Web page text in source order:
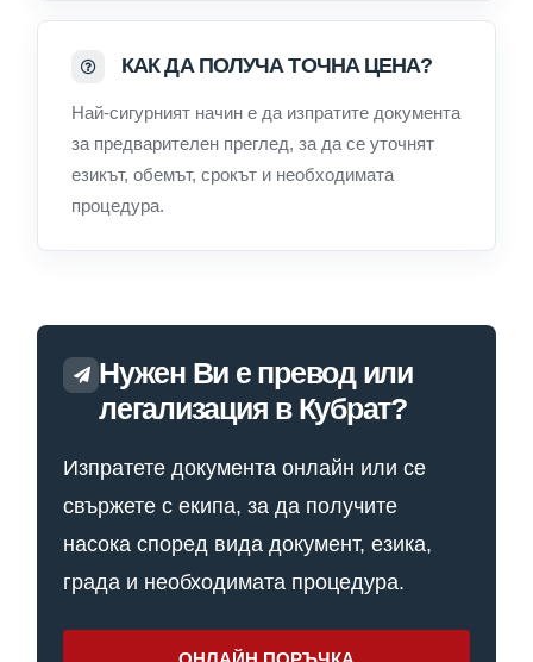
КАК ДА ПОЛУЧА ТОЧНА ЦЕНА?
Най-сигурният начин е да изпратите документа
за предварителен преглед, за да се уточнят
езикът, обемът, срокът и необходимата
процедура.
Нужен Ви е превод или
легализация в Кубрат?
Изпратете документа онлайн или се
свържете с екипа, за да получите
насока според вида документ, езика,
града и необходимата процедура.